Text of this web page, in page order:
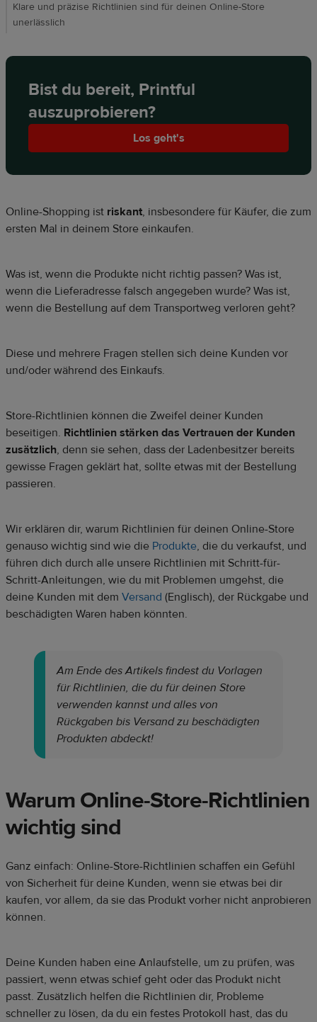
Klare und präzise Richtlinien sind für deinen Online-Store
unerlässlich
Bist du bereit, Printful
auszuprobieren?
Los geht's
Online-Shopping ist riskant, insbesondere für Käufer, die zum
ersten Mal in deinem Store einkaufen.
Was ist, wenn die Produkte nicht richtig passen? Was ist,
wenn die Lieferadresse falsch angegeben wurde? Was ist,
wenn die Bestellung auf dem Transportweg verloren geht?
Diese und mehrere Fragen stellen sich deine Kunden vor
und/oder während des Einkaufs.
Store-Richtlinien können die Zweifel deiner Kunden
beseitigen. Richtlinien stärken das Vertrauen der Kunden
zusätzlich, denn sie sehen, dass der Ladenbesitzer bereits
gewisse Fragen geklärt hat, sollte etwas mit der Bestellung
passieren.
Wir erklären dir, warum Richtlinien für deinen Online-Store
genauso wichtig sind wie die Produkte, die du verkaufst, und
führen dich durch alle unsere Richtlinien mit Schritt-für-
Schritt-Anleitungen, wie du mit Problemen umgehst, die
deine Kunden mit dem Versand (Englisch), der Rückgabe und
beschädigten Waren haben könnten.
Am Ende des Artikels findest du Vorlagen
für Richtlinien, die du für deinen Store
verwenden kannst und alles von
Rückgaben bis Versand zu beschädigten
Produkten abdeckt!
Warum Online-Store-Richtlinien
wichtig sind
Ganz einfach: Online-Store-Richtlinien schaffen ein Gefühl
von Sicherheit für deine Kunden, wenn sie etwas bei dir
kaufen, vor allem, da sie das Produkt vorher nicht anprobieren
können.
Deine Kunden haben eine Anlaufstelle, um zu prüfen, was
passiert, wenn etwas schief geht oder das Produkt nicht
passt. Zusätzlich helfen die Richtlinien dir, Probleme
schneller zu lösen, da du ein festes Protokoll hast, das du